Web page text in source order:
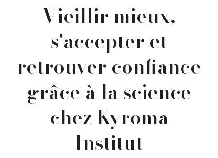
Vieillir mieux,
s'accepter et
retrouver confiance
grâce à la science
chez Kyroma
Institut